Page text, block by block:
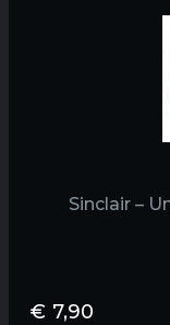
Sinclair –
€ 7,90